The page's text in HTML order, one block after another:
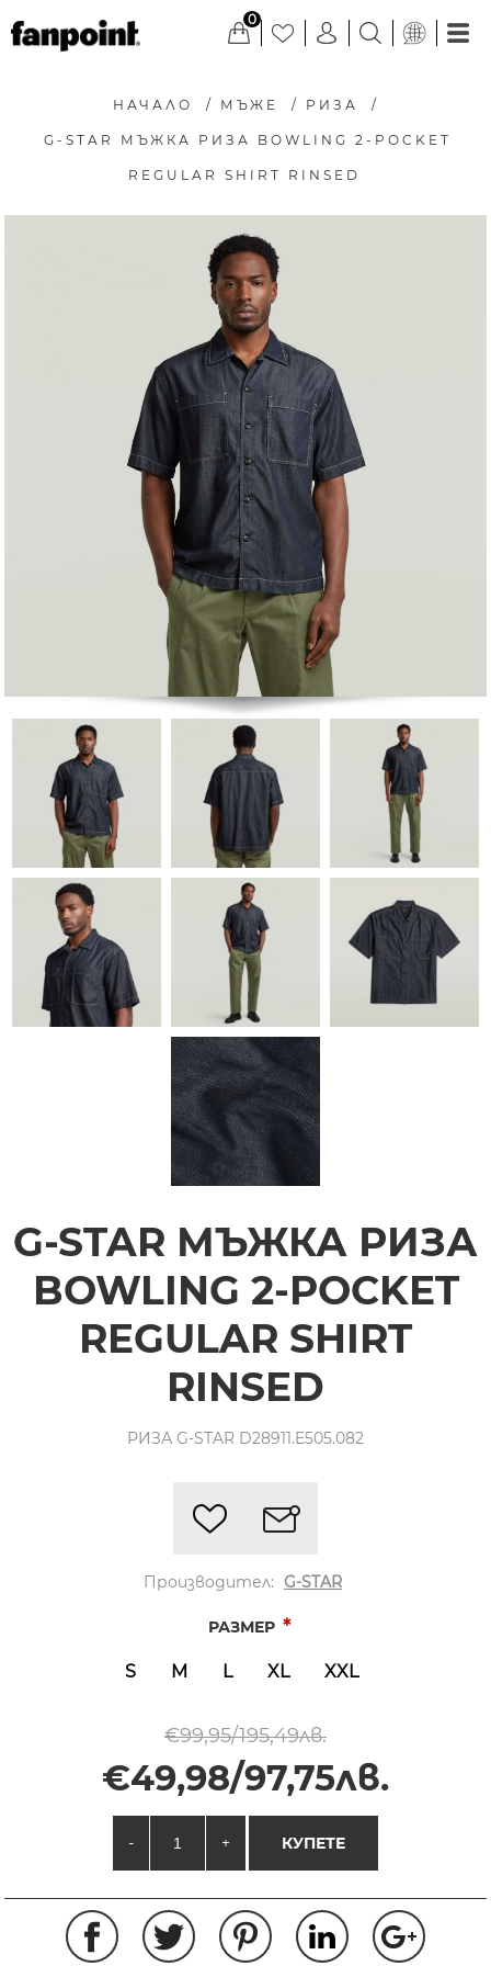
0
НАЧАЛО / МЪЖЕ / РИЗА /
G-STAR МЪЖКА РИЗА BOWLING 2-POCKET
REGULAR SHIRT RINSED
G-STAR МЪЖКА РИЗА
BOWLING 2-POCKET
REGULAR SHIRT
RINSED
РИЗА G-STAR D28911.E505.082
Производител: G-STAR
РАЗМЕР *
S M L XL XXL
€99,95/195,49лв.
€49,98/97,75лв.
- + КУПЕТЕ